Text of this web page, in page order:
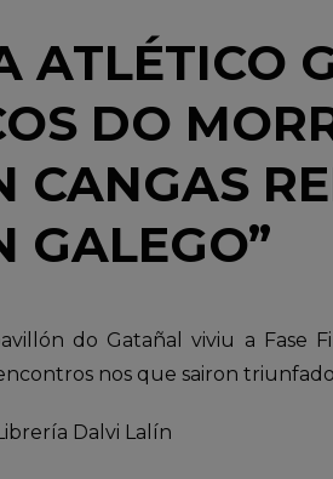
ATLÉTICO
DO
CANGAS
GALEGO”
do Gatañal viviu a Fase
nos que sairon
Dalvi Lalín